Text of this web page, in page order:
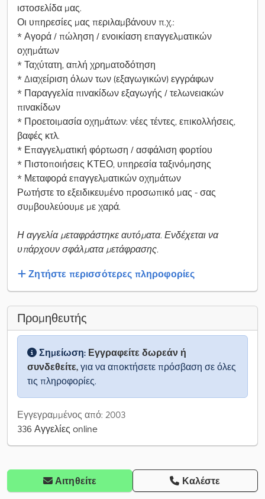
ιστοσελίδα μας.
Οι υπηρεσίες μας περιλαμβάνουν π.χ.:
* Αγορά / πώληση / ενοικίαση επαγγελματικών
οχημάτων
* Ταχύτατη, απλή χρηματοδότηση
* Διαχείριση όλων των (εξαγωγικών) εγγράφων
* Παραγγελία πινακίδων εξαγωγής / τελωνειακών
πινακίδων
* Προετοιμασία οχημάτων: νέες τέντες, επικολλήσεις,
βαφές κτλ.
* Επαγγελματική φόρτωση / ασφάλιση φορτίου
* Πιστοποιήσεις ΚΤΕΟ, υπηρεσία ταξινόμησης
* Μεταφορά επαγγελματικών οχημάτων
Ρωτήστε το εξειδικευμένο προσωπικό μας - σας
συμβουλεύουμε με χαρά.
Η αγγελία μεταφράστηκε αυτόματα. Ενδέχεται να
υπάρχουν σφάλματα μετάφρασης.
Ζητήστε περισσότερες πληροφορίες
Προμηθευτής
Σημείωση: Εγγραφείτε δωρεάν ή
συνδεθείτε, για να αποκτήσετε πρόσβαση σε όλες
τις πληροφορίες.
Εγγεγραμμένος από: 2003
336 Αγγελίες online
Αιτηθείτε Καλέστε